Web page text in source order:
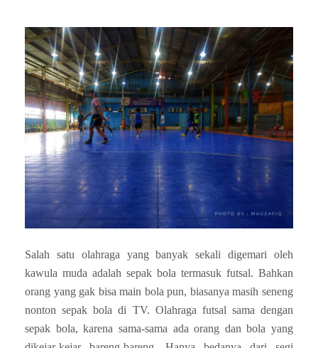
Salah satu olahraga yang banyak sekali digemari oleh
kawula muda adalah sepak bola termasuk futsal. Bahkan
orang yang gak bisa main bola pun, biasanya masih seneng
nonton sepak bola di TV. Olahraga futsal sama dengan
sepak bola, karena sama-sama ada orang dan bola yang